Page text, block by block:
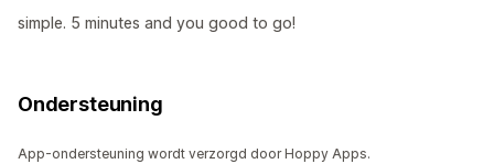
simple. 5 minutes and you good to go!
Ondersteuning
App-ondersteuning wordt verzorgd door Hoppy Apps.